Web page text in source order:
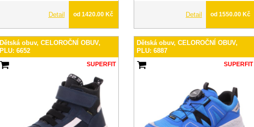
Detail od 1420.00 Kč Detail od 1550.00 Kč
Dětská obuv, CELOROČNÍ OBUV,
PLU: 6652
SUPERFIT
Dětská obuv, CELOROČNÍ OBUV,
PLU: 6887
SUPERFIT